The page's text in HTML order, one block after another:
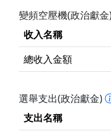
變頻空壓機(政治獻
收入名稱
總收入金額
選舉支出(政治獻金)
支出名稱